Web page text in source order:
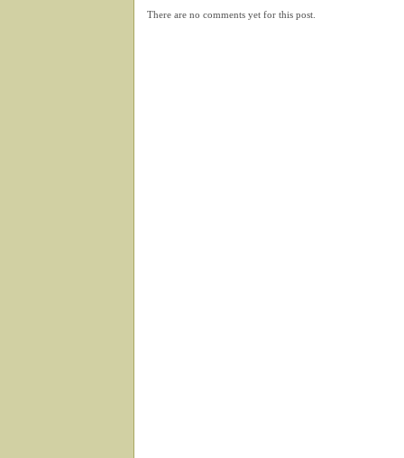
There are no comments yet for this post.